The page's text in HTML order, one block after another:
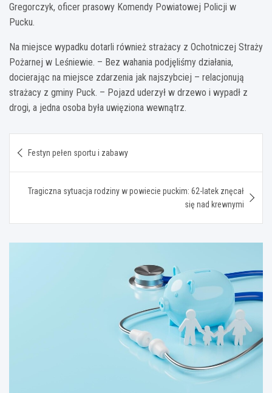
Gregorczyk, oficer prasowy Komendy Powiatowej Policji w
Pucku.
Na miejsce wypadku dotarli również strażacy z Ochotniczej Straży
Pożarnej w Leśniewie. – Bez wahania podjęliśmy działania,
docierając na miejsce zdarzenia jak najszybciej – relacjonują
strażacy z gminy Puck. – Pojazd uderzył w drzewo i wypadł z
drogi, a jedna osoba była uwięziona wewnątrz.
wpisu
Festyn pełen sportu i zabawy
Tragiczna sytuacja rodziny w powiecie puckim: 62-latek znęcał
się nad krewnymi